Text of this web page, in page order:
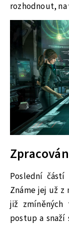
rozhodnout,
Poslední
Známe jej už
již
postup a